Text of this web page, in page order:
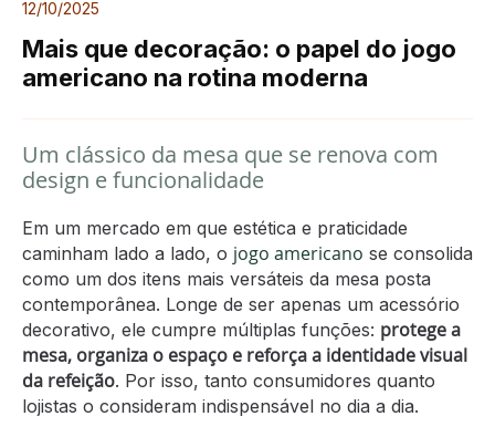
12/10/2025
Mais que decoração: o papel do jogo
americano na rotina moderna
Um clássico da mesa que se renova com
design e funcionalidade
Em um mercado em que estética e praticidade
caminham lado a lado, o jogo americano se consolida
como um dos itens mais versáteis da mesa posta
contemporânea. Longe de ser apenas um acessório
decorativo, ele cumpre múltiplas funções: protege a
mesa, organiza o espaço e reforça a identidade visual
da refeição. Por isso, tanto consumidores quanto
lojistas o consideram indispensável no dia a dia.